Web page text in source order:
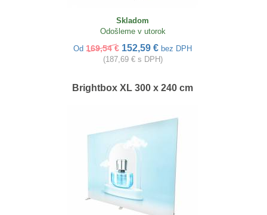
Skladom
Odošleme v utorok
Od 169,54 € 152,59 € bez DPH
(187,69 € s DPH)
Brightbox XL 300 x 240 cm